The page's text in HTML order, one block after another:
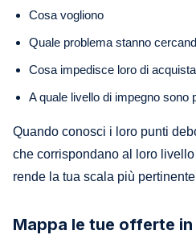
Cosa vogliono
Quale problema stanno
Cosa impedisce loro di
A quale livello di impegno sono
Quando conosci i loro punti
che corrispondano al loro
rende la tua scala più
Mappa le tue offerte